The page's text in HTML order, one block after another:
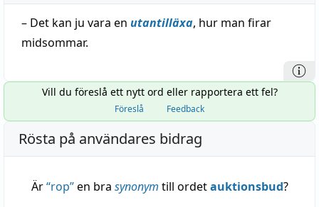
– Det kan ju vara en utantilläxa, hur man firar
midsommar.
Vill du föreslå ett nytt ord eller rapportera ett fel?
Föreslå Feedback
Rösta på användares bidrag
Är“rop”en bra synonym till ordetauktionsbud?